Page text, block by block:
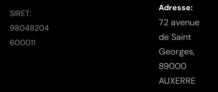
SIRET:
98048204
600011
Adresse:
72 avenue
de Saint
Georges,
89000
AUXERRE